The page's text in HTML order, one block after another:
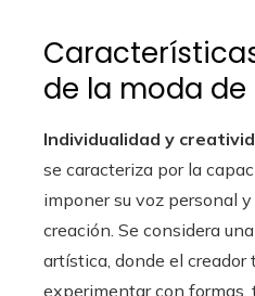
de la moda
Individualidad y
se caracteriza por la
imponer su voz personal
creación. Se considera
artística, donde el
experimentar con formas,